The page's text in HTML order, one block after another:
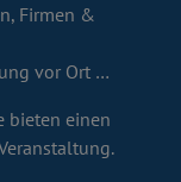
Firmen &
vor Ort …
bieten einen